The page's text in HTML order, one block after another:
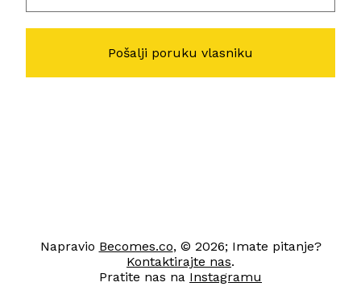
Napravio Becomes.co, © 2026; Imate pitanje?
Kontaktirajte nas.
Pratite nas na Instagramu